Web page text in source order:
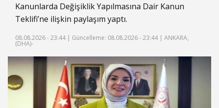
Kanunlarda Değişiklik Yapılmasına Dair Kanun
Teklifi’ne ilişkin paylaşım yaptı.
08.08.2026 - 23:44 | Güncelleme: 08.08.2026 - 23:44 | ANKARA,
(DHA)-